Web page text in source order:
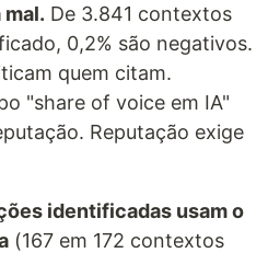
mal. De 3.841 contextos
0,2% são negativos.
quem citam.
"share of voice em IA"
Reputação exige
identificadas usam o
(167 em 172 contextos